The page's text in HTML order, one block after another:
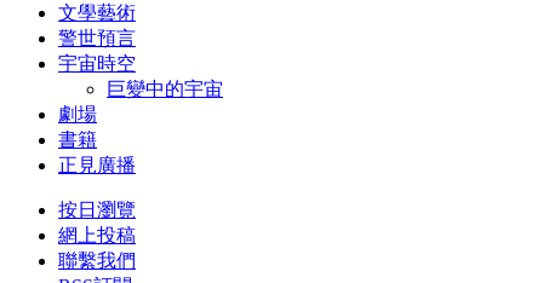
文學藝術
警世預言
宇宙時空
巨變中的宇宙
劇場
書籍
正見廣播
按日瀏覽
網上投稿
聯繫我們